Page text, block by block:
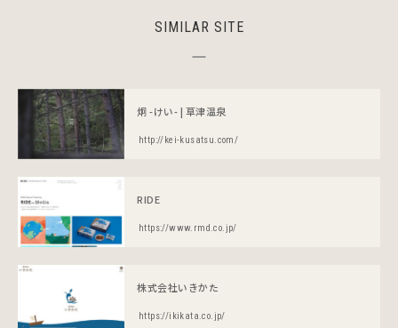
SIMILAR SITE
炯 -けい- | 草津温泉
http://kei-kusatsu.com/
RIDE
https://www.rmd.co.jp/
株式会社いきかた
https://ikikata.co.jp/